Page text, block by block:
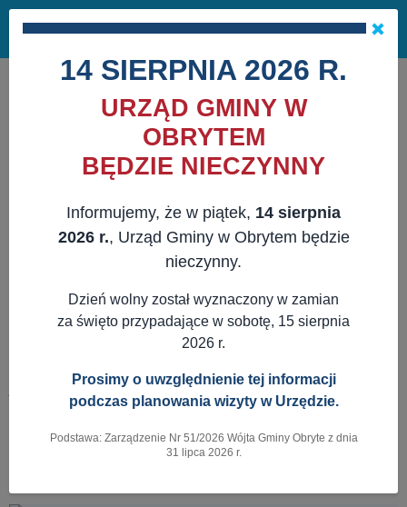
Masz pytania? 29 741 10 04
NAPISZ DO NAS
WWW.OBRYTE.PL AKTUALNOŚCI
Pokaż menu
×
14 SIERPNIA 2026 R.
URZĄD GMINY W
OBRYTEM
BĘDZIE NIECZYNNY
Informujemy, że w piątek, 14 sierpnia
2026 r., Urząd Gminy w Obrytem będzie
nieczynny.
Dzień wolny został wyznaczony w zamian
za święto przypadające w sobotę, 15 sierpnia
2026 r.
Prosimy o uwzględnienie tej informacji
podczas planowania wizyty w Urzędzie.
Podstawa: Zarządzenie Nr 51/2026 Wójta Gminy Obryte z dnia
31 lipca 2026 r.